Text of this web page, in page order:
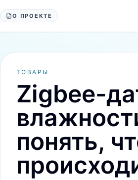
О ПРОЕКТЕ
ТОВАРЫ
Zigbee-
понять,